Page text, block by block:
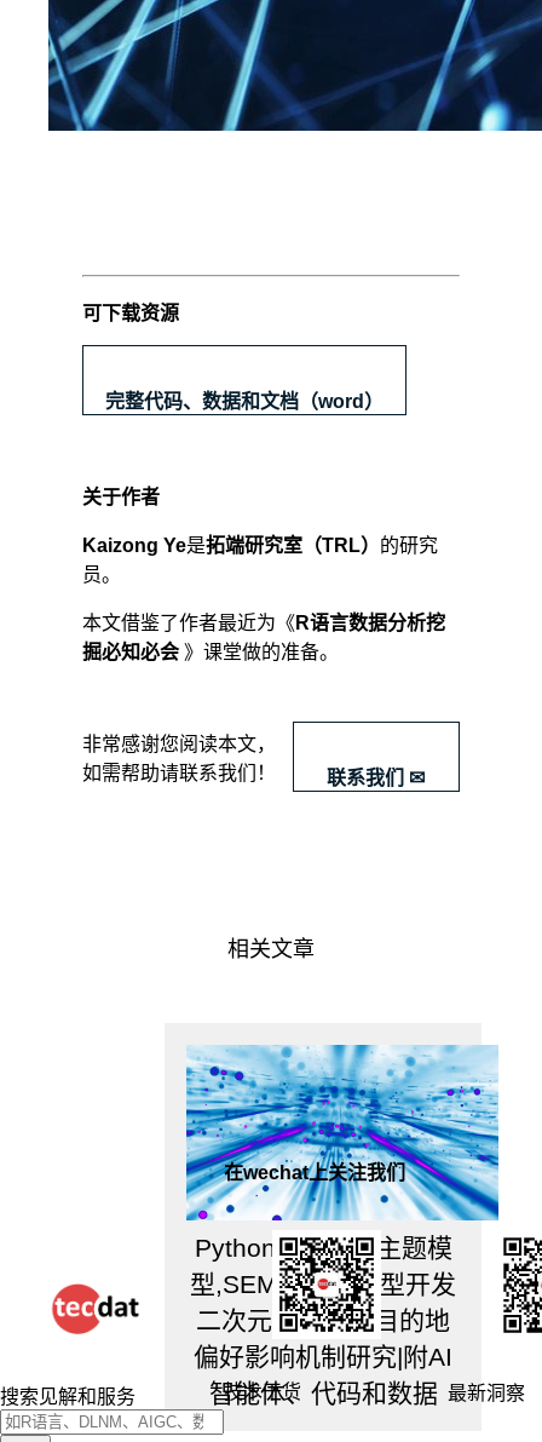
可下载资源
完整代码、数据和文档（word）
关于作者
Kaizong Ye是拓端研究室（TRL） 的研究
员。
本文借鉴了作者最近为《 R语言数据分析挖
掘必知必会 》课堂做的准备。
​非常感谢您阅读本文，
如需帮助请联系我们！
联系我们 ✉
相关文章
Python定制LDA主题模
型,SEM与聚类模型开发
二次元文旅旅游目的地
偏好影响机制研究|附AI
智能体、代码和数据
搜索见解和服务
在wechat上关注我们
技术干货 最新洞察